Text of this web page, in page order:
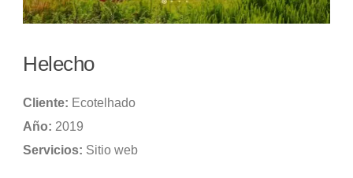
Helecho
Cliente: Ecotelhado
Año: 2019
Servicios: Sitio web